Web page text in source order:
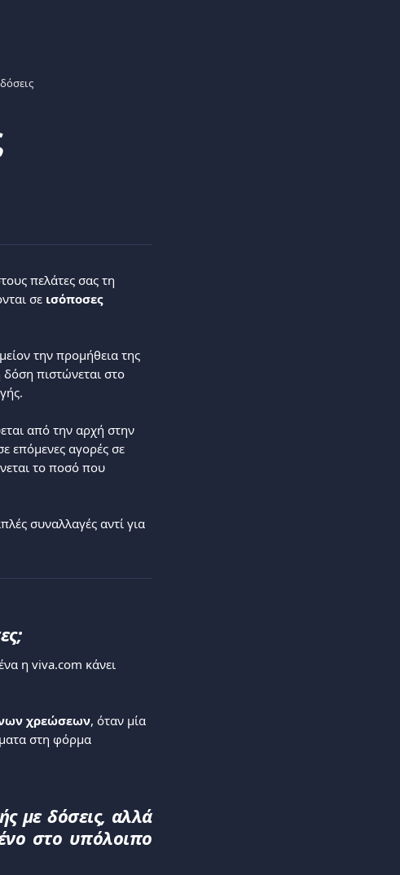
πελάτες σας τη
σε ισόποσες
την προμήθεια της
πιστώνεται στο
από την αρχή στην
επόμενες αγορές σε
το ποσό που
συναλλαγές αντί για
η viva.com κάνει
χρεώσεων, όταν μία
στη φόρμα
με δόσεις, αλλά
στο υπόλοιπο